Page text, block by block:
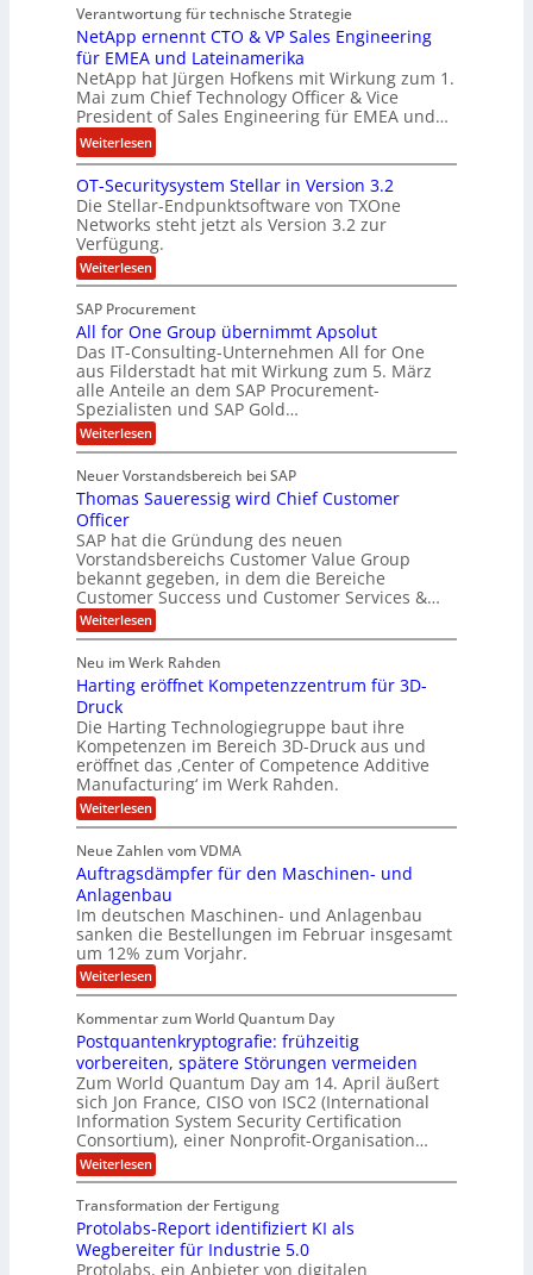
e
i
n
e
L
ö
s
u
n
g
i
r
d
F
i
n
a
n
z
c
h
f
b
e
i
I
F
S
n
g
n
e
e
r
i
n
g
-
S
p
e
z
i
a
l
i
s
u
l
i
a
H
u
b
e
r
ä
l
t
6
5
M
i
l
l
i
o
n
U
S
-
D
o
l
l
a
r
Verantwortung für technische Strategie
NetApp ernennt CTO & VP Sales Engineering
für EMEA und Lateinamerika
NetApp hat Jürgen Hofkens mit Wirkung zum 1.
Mai zum Chief Technology Officer & Vice
President of Sales Engineering für EMEA und…
Weiterlesen:
N
e
t
A
p
p
n
e
n
n
t
C
T
O
V
P
S
a
l
e
s
n
g
i
n
e
r
i
n
g
f
ü
r
E
M
E
A
u
n
d
L
a
t
e
OT-Securitysystem Stellar in Version 3.2
Die Stellar-Endpunktsoftware von TXOne
Networks steht jetzt als Version 3.2 zur
Verfügung.
Weiterlesen:
O
-
S
e
c
u
r
i
t
y
y
s
e
m
S
t
e
l
l
r
i
e
r
s
i
o
n
3
.
2
SAP Procurement
All for One Group übernimmt Apsolut
Das IT-Consulting-Unternehmen All for One
aus Filderstadt hat mit Wirkung zum 5. März
alle Anteile an dem SAP Procurement-
Spezialisten und SAP Gold…
Weiterlesen:
A
l
f
r
O
n
e
G
r
o
p
ü
r
n
i
m
m
t
A
p
s
o
l
u
t
Neuer Vorstandsbereich bei SAP
Thomas Saueressig wird Chief Customer
Officer
SAP hat die Gründung des neuen
Vorstandsbereichs Customer Value Group
bekannt gegeben, in dem die Bereiche
Customer Success und Customer Services &…
Weiterlesen:
T
o
m
S
a
u
e
r
e
s
i
g
w
i
r
d
C
h
i
e
f
C
u
s
t
o
m
e
r
O
ff
c
e
Neu im Werk Rahden
Harting eröffnet Kompetenzzentrum für 3D-
Druck
Die Harting Technologiegruppe baut ihre
Kompetenzen im Bereich 3D-Druck aus und
eröffnet das ‚Center of Competence Additive
Manufacturing‘ im Werk Rahden.
Weiterlesen:
H
r
t
i
n
g
e
r
ö
f
n
e
t
K
o
m
p
e
t
e
z
n
Neue Zahlen vom VDMA
Auftragsdämpfer für den Maschinen- und
Anlagenbau
Im deutschen Maschinen- und Anlagenbau
sanken die Bestellungen im Februar insgesamt
um 12% zum Vorjahr.
Weiterlesen:
A
f
t
r
a
g
s
d
ä
m
p
e
f
ü
Kommentar zum World Quantum Day
Postquantenkryptografie: frühzeitig
vorbereiten, spätere Störungen vermeiden
Zum World Quantum Day am 14. April äußert
sich Jon France, CISO von ISC2 (International
Information System Security Certification
Consortium), einer Nonprofit-Organisation…
Weiterlesen:
P
s
t
q
u
Transformation der Fertigung
Protolabs-Report identifiziert KI als
Wegbereiter für Industrie 5.0
Protolabs, ein Anbieter von digitalen